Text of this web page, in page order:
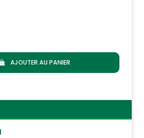
AJOUTER AU PANIER